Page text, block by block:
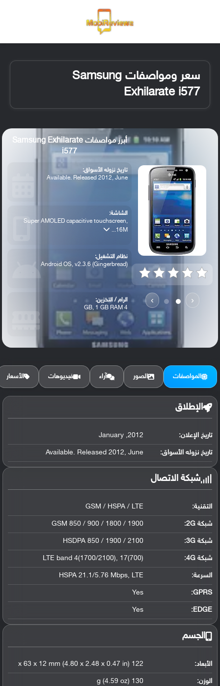
سعر ومواصفات Samsung
Exhilarate i577
‹
›
أبرز مواصفات Samsung Exhilarate
i577
تاريخ نزوله الأسواق:
Available. Released 2012, June
الشاشة:
Super AMOLED capacitive touchscreen,
16M...
نظام التشغيل:
Android OS, v2.3.6 (Gingerbread)
الرام / التخزين:
4 GB, 1 GB RAM
الكاميرا الأساسية:
المواصفات الصور آراء فيديوهات الأسعار
الإطلاق
تاريخ الإعلان: 2012, January
تاريخ نزوله الأسواق: Available. Released 2012, June
شبكة الاتصال
التقنية: GSM / HSPA / LTE
شبكة 2G: GSM 850 / 900 / 1800 / 1900
شبكة 3G :
HSDPA 850 / 1900 / 2100
شبكة 4G :
LTE band 4(1700/2100), 17(700)
السرعة: HSPA 21.1/5.76 Mbps, LTE
GPRS:
Yes
EDGE:
Yes
الجسم
الأبعاد: 122 x 63 x 12 mm (4.80 x 2.48 x 0.47 in)
الوزن: 130 g (4.59 oz)